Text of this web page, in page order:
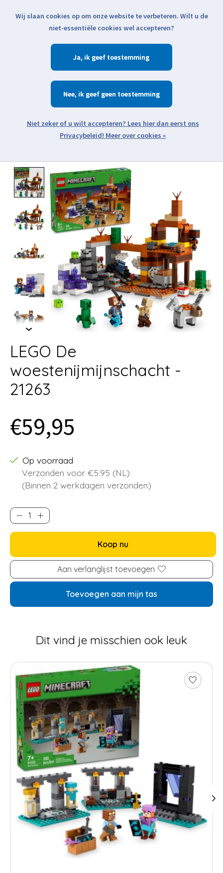
Klik voor actuele verzendinformatie...
Verlanglijst
Zoeken
Open webshop menu
Product image slideshow Items
LEGO De
woestenijmijnschacht -
21263
€59,95
Op voorraad
Verzonden voor €5.95 (NL)
(Binnen 2 werkdagen verzonden)
Koop nu
Aan verlanglijst toevoegen
Toevoegen aan mijn tas
Dit vind je misschien ook leuk
Items van productcarrousel
Wij slaan cookies op om onze website te verbeteren. Wilt u de
niet-essentiële cookies wel accepteren?
Ja
Nee
Meer over cookies »